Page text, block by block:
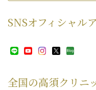
SNSオフィシャル
全国の高須クリニ